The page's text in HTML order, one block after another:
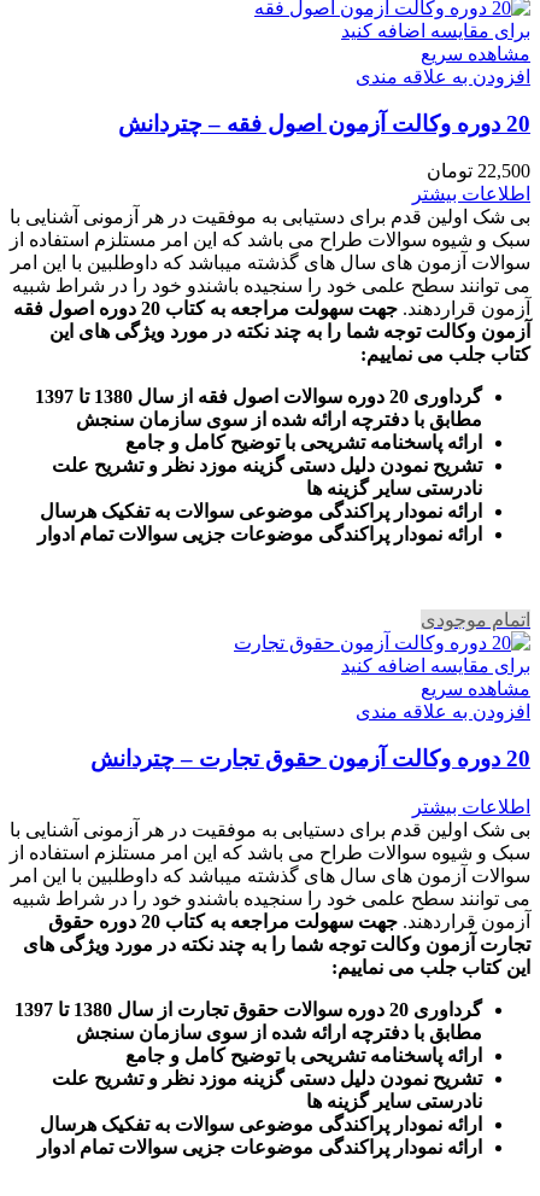
برای مقایسه اضافه کنید
مشاهده سریع
افزودن به علاقه مندی
20 دوره وکالت آزمون اصول فقه – چتردانش
22,500 تومان
اطلاعات بیشتر
بی شک اولین قدم برای دستیابی به موفقیت در هر آزمونی آشنایی با
سبک و شیوه سوالات طراح می باشد که این امر مستلزم استفاده از
سوالات آزمون های سال های گذشته میباشد که داوطلبین با این امر
می توانند سطح علمی خود را سنجیده باشندو خود را در شراط شبیه
آزمون قراردهند.
جهت سهولت مراجعه به کتاب 20 دوره اصول فقه
آزمون وکالت توجه شما را به چند نکته در مورد ویژگی های این
کتاب جلب می نماییم:
گرداوری 20 دوره سوالات اصول فقه از سال 1380 تا 1397
مطابق با دفترچه ارائه شده از سوی سازمان سنجش
ارائه پاسخنامه تشریحی با توضیح کامل و جامع
تشریح نمودن دلیل دستی گزینه موزد نظر و تشریح علت
نادرستی سایر گزینه ها
ارائه نمودار پراکندگی موضوعی سوالات به تفکیک هرسال
رائه نمودار پراکندگی موضوعات جزیی سوالات تمام ادوار
اتمام موجودی
برای مقایسه اضافه کنید
مشاهده سریع
افزودن به علاقه مندی
20 دوره وکالت آزمون حقوق تجارت – چتردانش
اطلاعات بیشتر
بی شک اولین قدم برای دستیابی به موفقیت در هر آزمونی آشنایی با
سبک و شیوه سوالات طراح می باشد که این امر مستلزم استفاده از
سوالات آزمون های سال های گذشته میباشد که داوطلبین با این امر
می توانند سطح علمی خود را سنجیده باشندو خود را در شراط شبیه
آزمون قراردهند.
جهت سهولت مراجعه به کتاب 20 دوره حقوق
تجارت آزمون وکالت توجه شما را به چند نکته در مورد ویژگی های
این کتاب جلب می نماییم:
گرداوری 20 دوره سوالات حقوق تجارت از سال 1380 تا 1397
مطابق با دفترچه ارائه شده از سوی سازمان سنجش
ارائه پاسخنامه تشریحی با توضیح کامل و جامع
تشریح نمودن دلیل دستی گزینه موزد نظر و تشریح علت
نادرستی سایر گزینه ها
ارائه نمودار پراکندگی موضوعی سوالات به تفکیک هرسال
رائه نمودار پراکندگی موضوعات جزیی سوالات تمام ادوار